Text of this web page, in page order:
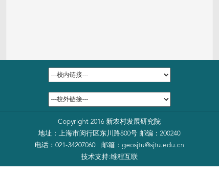
Copyright 2016 新农村发展研究院
地址：上海市闵行区东川路800号 邮编：200240
电话：021-34207060 邮箱： geosjtu@sjtu.edu.cn
技术支持:维程互联